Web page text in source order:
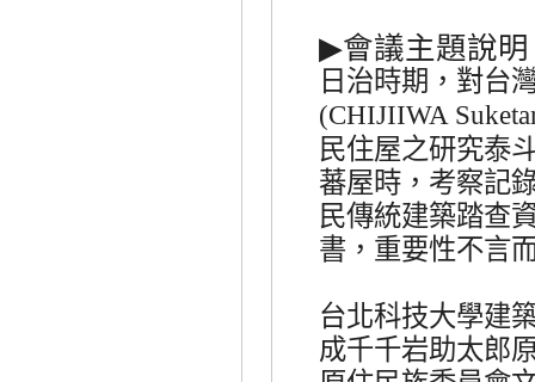
▶會議主題說明
日治時期，對台
(CHIJIIWA
民住屋之研究泰
蕃屋時，考察記
民傳統建築踏查
書，重要性不言
台北科技大學建
成千千岩助太郎